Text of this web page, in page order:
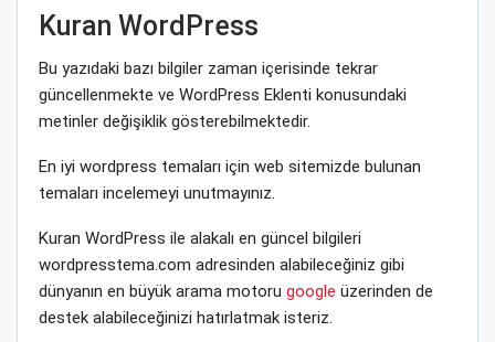
Kuran WordPress
Bu yazıdaki bazı bilgiler zaman içerisinde tekrar
güncellenmekte ve WordPress Eklenti konusundaki
metinler değişiklik gösterebilmektedir.
En iyi wordpress temaları için web sitemizde bulunan
temaları incelemeyi unutmayınız.
Kuran WordPress ile alakalı en güncel bilgileri
wordpresstema.com adresinden alabileceğiniz gibi
dünyanın en büyük arama motoru google üzerinden de
destek alabileceğinizi hatırlatmak isteriz.